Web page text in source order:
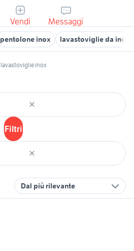
Vendi Messaggi
pentolone inox lavastoviglie da
lavastoviglie inox
Filtri
Dal più rilevante